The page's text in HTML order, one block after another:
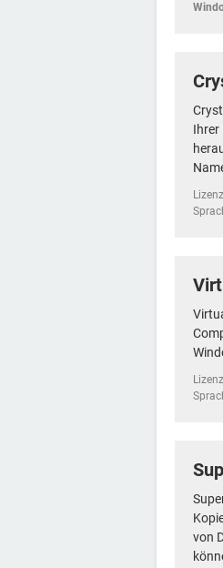
Ihrer
von